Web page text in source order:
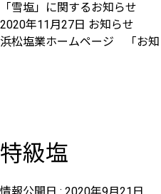
「雪塩」に関するお知らせ
2020年11月27日 お知らせ
浜松塩業ホームページ 「お知
特級塩